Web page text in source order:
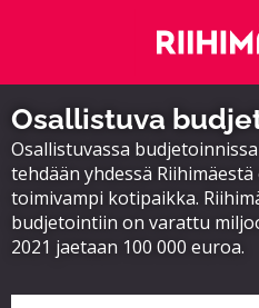
Osallistuva
Osallistuvassa
tehdään yhdessä
toimivampi kotipaikka.
budjetointiin on varattu
2021 jaetaan 100 000 euroa.